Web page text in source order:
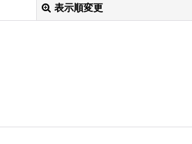
表示順変更